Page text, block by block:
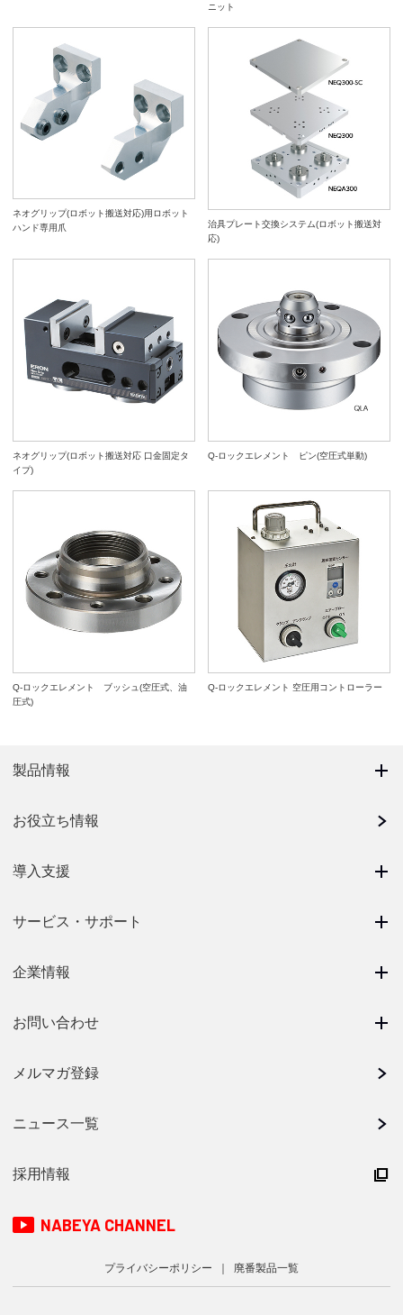
ニット
ネオグリップ(ロボット搬送対応)用ロボット
ハンド専用爪
治具プレート交換システム(ロボット搬送対
応)
ネオグリップ(ロボット搬送対応 口金固定タ
イプ)
Q-ロックエレメント ピン(空圧式単動)
Q-ロックエレメント ブッシュ(空圧式、油
圧式)
Q-ロックエレメント 空圧用コントローラー
製品情報
お役立ち情報
導入支援
サービス・サポート
企業情報
お問い合わせ
メルマガ登録
ニュース一覧
採用情報
NABEYA CHANNEL
プライバシーポリシー 廃番製品一覧